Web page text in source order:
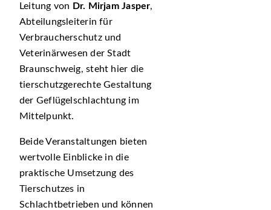
Leitung von Dr. Mirjam Jasper,
Abteilungsleiterin für
Verbraucherschutz und
Veterinärwesen der Stadt
Braunschweig, steht hier die
tierschutzgerechte Gestaltung
der Geflügelschlachtung im
Mittelpunkt.
Beide Veranstaltungen bieten
wertvolle Einblicke in die
praktische Umsetzung des
Tierschutzes in
Schlachtbetrieben und können